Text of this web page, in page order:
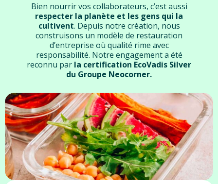
Bien nourrir vos collaborateurs, c’est aussi
respecter la planète et les gens qui la
cultivent. Depuis notre création, nous
construisons un modèle de restauration
d’entreprise où qualité rime avec
responsabilité. Notre engagement a été
reconnu par la certification EcoVadis Silver
du Groupe Neocorner.